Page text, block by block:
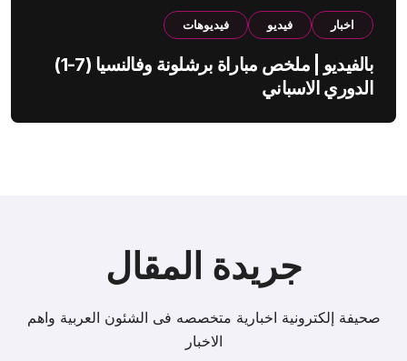
اخبار فيديو فيديوهات
بالفيديو | ملخص مباراة برشلونة وفالنسيا (7-1)
الدوري الاسباني
جريدة المقال
صحيفة إلكترونية اخبارية متخصصه فى الشئون العربية واهم
الاخبار